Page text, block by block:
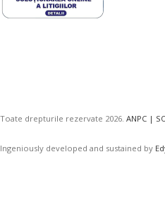
Toate drepturile rezervate 2026. ANPC |
Ingeniously developed and sustained by